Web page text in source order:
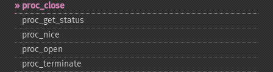
proc_​close
proc_​get_​status
proc_​nice
proc_​open
proc_​terminate